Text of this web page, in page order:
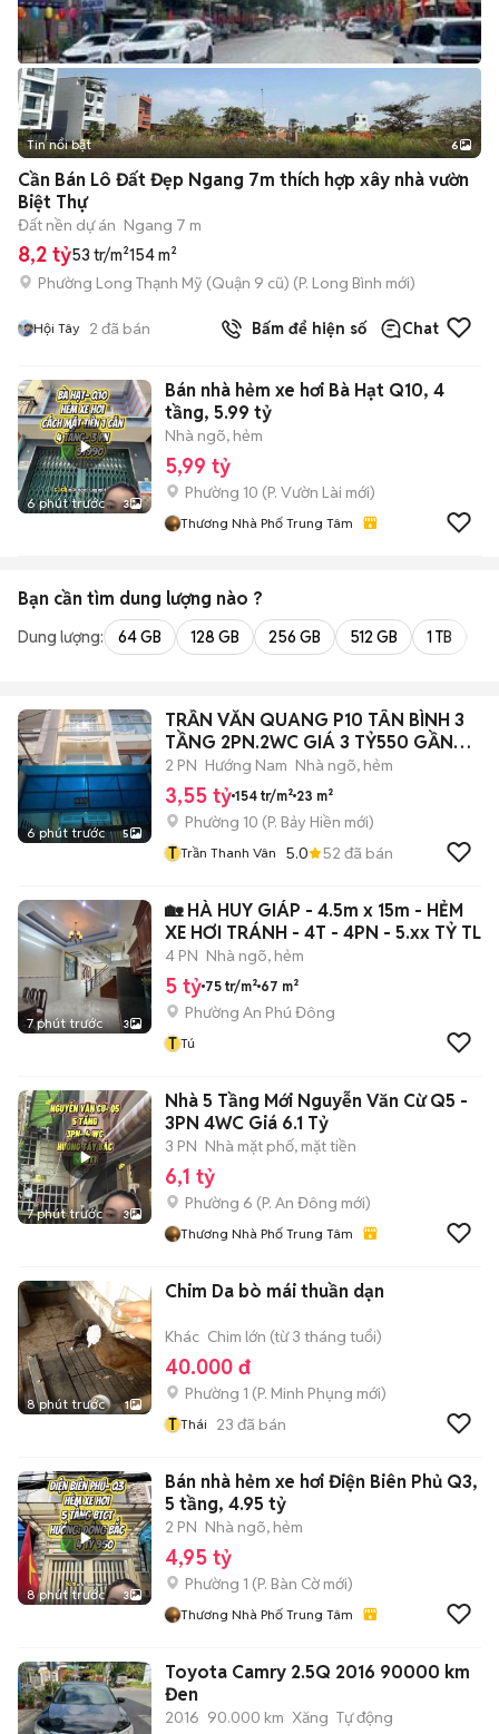
+2
Tin nổi bật 6
Cần Bán Lô Đất Đẹp Ngang 7m thích hợp xây nhà vườn
Biệt Thự
Đất nền dự án Ngang 7 m
8,2 tỷ53 tr/m²154 m²
Phường Long Thạnh Mỹ (Quận 9 cũ) (P. Long Bình mới)
Hội Tây 2 đã bán Bấm để hiện số Chat
6 phút trước 3
Bán nhà hẻm xe hơi Bà Hạt Q10, 4
tầng, 5.99 tỷ
Nhà ngõ, hẻm
5,99 tỷ
Phường 10 (P. Vườn Lài mới)
Thương Nhà Phố Trung Tâm
Bạn cần tìm dung lượng nào ?
Dung lượng: 64 GB 128 GB 256 GB 512 GB 1 TB
6 phút trước 5
TRẦN VĂN QUANG P10 TÂN BÌNH 3
TẦNG 2PN.2WC GIÁ 3 TỶ550 GẦN
CHỢ
2 PN Hướng Nam Nhà ngõ, hẻm
3,55 tỷ 154 tr/m² 23 m²
Phường 10 (P. Bảy Hiền mới)
T Trần Thanh Vân 5.0 52 đã bán
7 phút trước 3
🏡 HÀ HUY GIÁP - 4.5m x 15m - HẺM
XE HƠI TRÁNH - 4T - 4PN - 5.xx TỶ TL
4 PN Nhà ngõ, hẻm
5 tỷ 75 tr/m² 67 m²
Phường An Phú Đông
T Tú
7 phút trước 3
Nhà 5 Tầng Mới Nguyễn Văn Cừ Q5 -
3PN 4WC Giá 6.1 Tỷ
3 PN Nhà mặt phố, mặt tiền
6,1 tỷ
Phường 6 (P. An Đông mới)
Thương Nhà Phố Trung Tâm
8 phút trước 1
Chim Da bò mái thuần dạn
Khác Chim lớn (từ 3 tháng tuổi)
40.000 đ
Phường 1 (P. Minh Phụng mới)
T Thái 23 đã bán
8 phút trước 3
Bán nhà hẻm xe hơi Điện Biên Phủ Q3,
5 tầng, 4.95 tỷ
2 PN Nhà ngõ, hẻm
4,95 tỷ
Phường 1 (P. Bàn Cờmới)
Thương Nhà Phố Trung Tâm
Toyota Camry 2.5Q 2016 90000 km
Đen
2016 90.000 km Xăng Tự động